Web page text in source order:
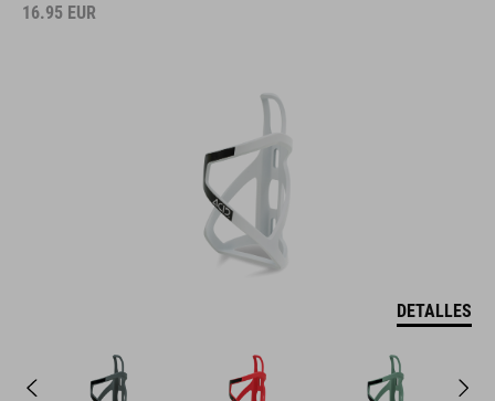
16.95 EUR
DETALLES